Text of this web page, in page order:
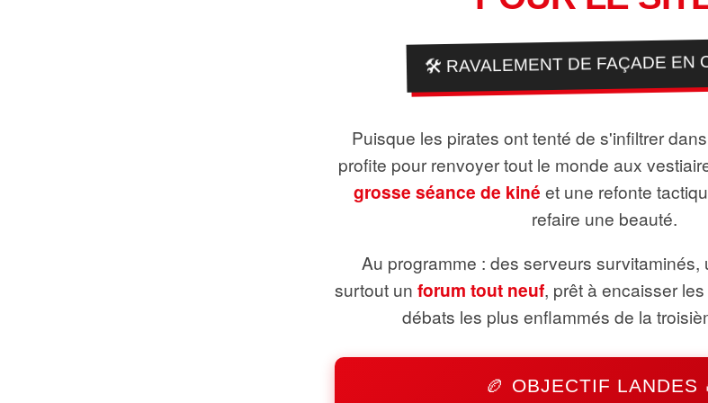
🛠️ RAVALEMENT DE FAÇADE EN
Puisque les pirates ont tenté de s'infiltrer
profite pour renvoyer tout le monde aux
grosse séance de kiné et une refonte
refaire une beauté.
Au programme : des serveurs survitaminés,
surtout un forum tout neuf, prêt à encaisser
débats les plus enflammés de la
🏉 OBJECTIF LANDES